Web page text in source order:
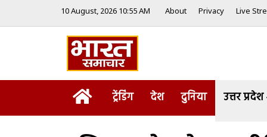
10 August, 2026 10:55 AM About Privacy Live
Homeट्रेंडिंग देश दुनिया उत्तर प्रदेश